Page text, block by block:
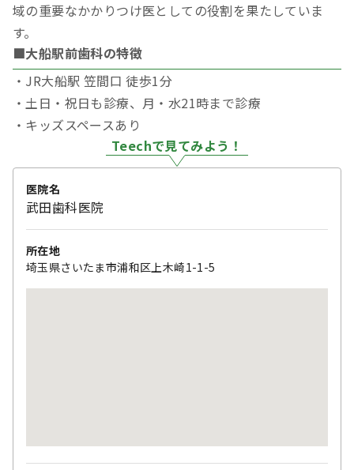
域の重要なかかりつけ医としての役割を果たしていま
す。
■大船駅前歯科の特徴
・JR大船駅 笠間口 徒歩1分
・土日・祝日も診療、月・水21時まで診療
・キッズスペースあり
Teechで見てみよう！
医院名
武田歯科医院
所在地
埼玉県さいたま市浦和区上木崎1-1-5